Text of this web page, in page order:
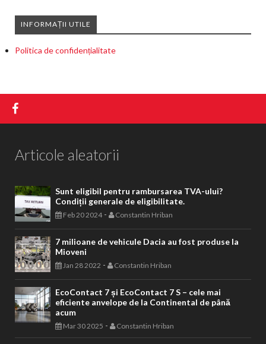
INFORMAȚII UTILE
Politica de confidențialitate
Articole aleatorii
Sunt eligibil pentru rambursarea TVA-ului?
Condiții generale de eligibilitate.
Feb 20 2024- Constantin Hriban
7 milioane de vehicule Dacia au fost produse la
Mioveni
Jan 28 2022 - Constantin Hriban
EcoContact 7 și EcoContact 7 S – cele mai
eficiente anvelope de la Continental de până
acum
Mar 30 2025 - Constantin Hriban